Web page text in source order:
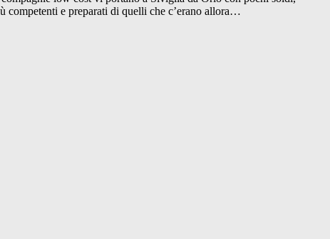
competenti e preparati di quelli che c’erano allora…